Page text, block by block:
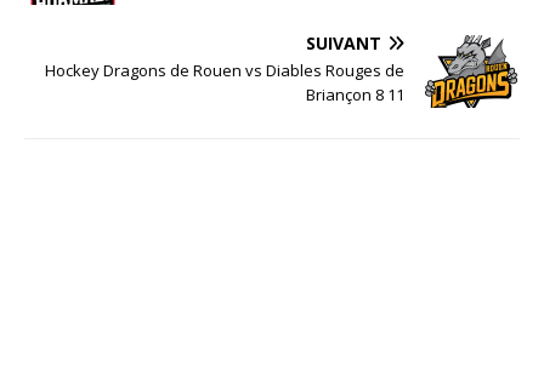
SUIVANT
Hockey Dragons de Rouen vs Diables Rouges de
Briançon 8 11